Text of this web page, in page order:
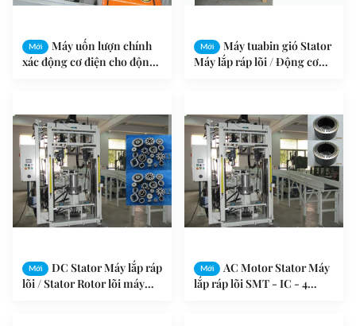
Mới
Máy uốn lượn chính
xác động cơ điện cho động
Mới
Máy tuabin gió Stator
Máy lắp ráp lõi / Động cơ
Mới
DC Stator Máy lắp ráp
lõi / Stator Rotor lõi máy
Mới
AC Motor Stator Máy
lắp ráp lõi SMT - IC - 4